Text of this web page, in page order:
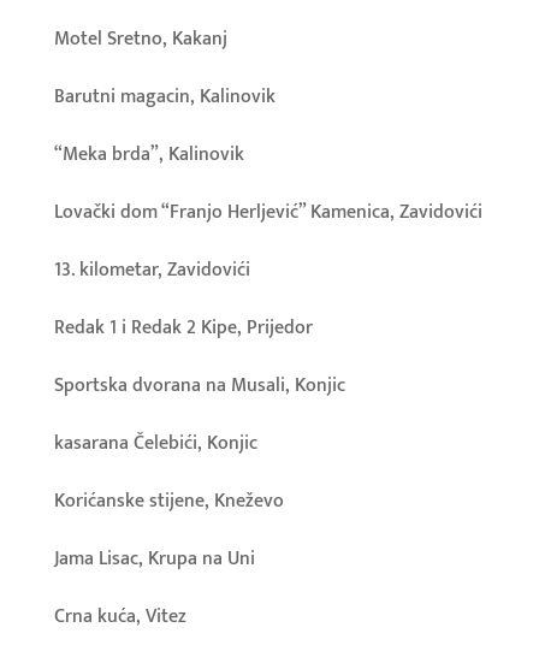
Motel Sretno, Kakanj
Barutni magacin, Kalinovik
“Meka brda”, Kalinovik
Lovački dom “Franjo Herljević” Kamenica, Zavidovići
13. kilometar, Zavidovići
Redak 1 i Redak 2 Kipe, Prijedor
Sportska dvorana na Musali, Konjic
kasarana Čelebići, Konjic
Korićanske stijene, Kneževo
Jama Lisac, Krupa na Uni
Crna kuća, Vitez